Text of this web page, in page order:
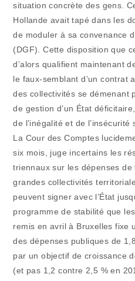
situation concrète des gens.
Hollande avait tapé dans les
de moduler à sa convenance
(DGF). Cette disposition que
d’alors qualifient maintenant
le faux-semblant d’un contrat
des collectivités se démenant
de gestion d’un État
de l’inégalité et de l’insécurité
La Cour des Comptes
six mois, juge incertains les
triennaux sur les dépenses
grandes collectivités
peuvent signer avec l’État
programme de stabilité que
remis en avril à Bruxelles fixe
des dépenses publiques de
par un objectif de croissance
(et pas 1,2 contre 2,5 % en